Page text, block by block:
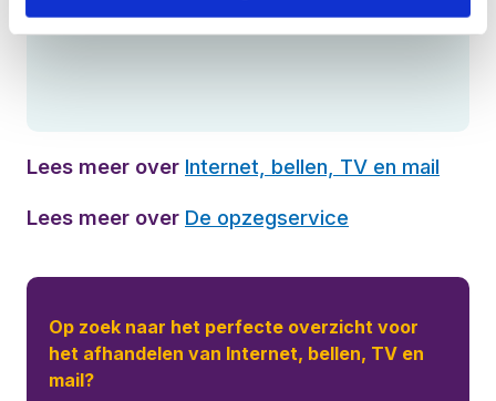
Lees meer over Internet, bellen, TV en mail
Lees meer over De opzegservice
Op zoek naar het perfecte overzicht voor
het afhandelen van Internet, bellen, TV en
mail?